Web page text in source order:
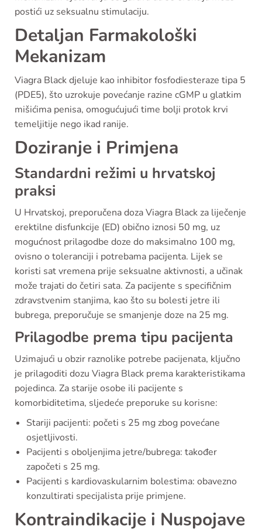
postići uz seksualnu stimulaciju.
Detaljan Farmakološki
Mekanizam
Viagra Black djeluje kao inhibitor fosfodiesteraze tipa 5
(PDE5), što uzrokuje povećanje razine cGMP u glatkim
mišićima penisa, omogućujući time bolji protok krvi
temeljitije nego ikad ranije.
Doziranje i Primjena
Standardni režimi u hrvatskoj
praksi
U Hrvatskoj, preporučena doza Viagra Black za liječenje
erektilne disfunkcije (ED) obično iznosi 50 mg, uz
mogućnost prilagodbe doze do maksimalno 100 mg,
ovisno o toleranciji i potrebama pacijenta. Lijek se
koristi sat vremena prije seksualne aktivnosti, a učinak
može trajati do četiri sata. Za pacijente s specifičnim
zdravstvenim stanjima, kao što su bolesti jetre ili
bubrega, preporučuje se smanjenje doze na 25 mg.
Prilagodbe prema tipu pacijenta
Uzimajući u obzir raznolike potrebe pacijenata, ključno
je prilagoditi dozu Viagra Black prema karakteristikama
pojedinca. Za starije osobe ili pacijente s
komorbiditetima, sljedeće preporuke su korisne:
Stariji pacijenti: početi s 25 mg zbog povećane
osjetljivosti.
Pacijenti s oboljenjima jetre/bubrega: također
započeti s 25 mg.
Pacijenti s kardiovaskularnim bolestima: obavezno
konzultirati specijalista prije primjene.
Kontraindikacije i Nuspojave